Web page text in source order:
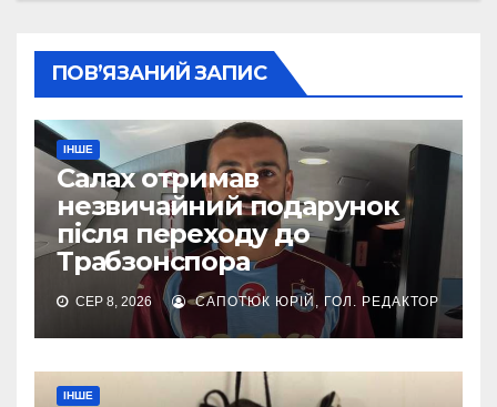
ПОВ’ЯЗАНИЙ ЗАПИС
ІНШЕ
Салах отримав
незвичайний подарунок
після переходу до
Трабзонспора
СЕР 8, 2026 САПОТЮК ЮРІЙ, ГОЛ. РЕДАКТОР
ІНШЕ